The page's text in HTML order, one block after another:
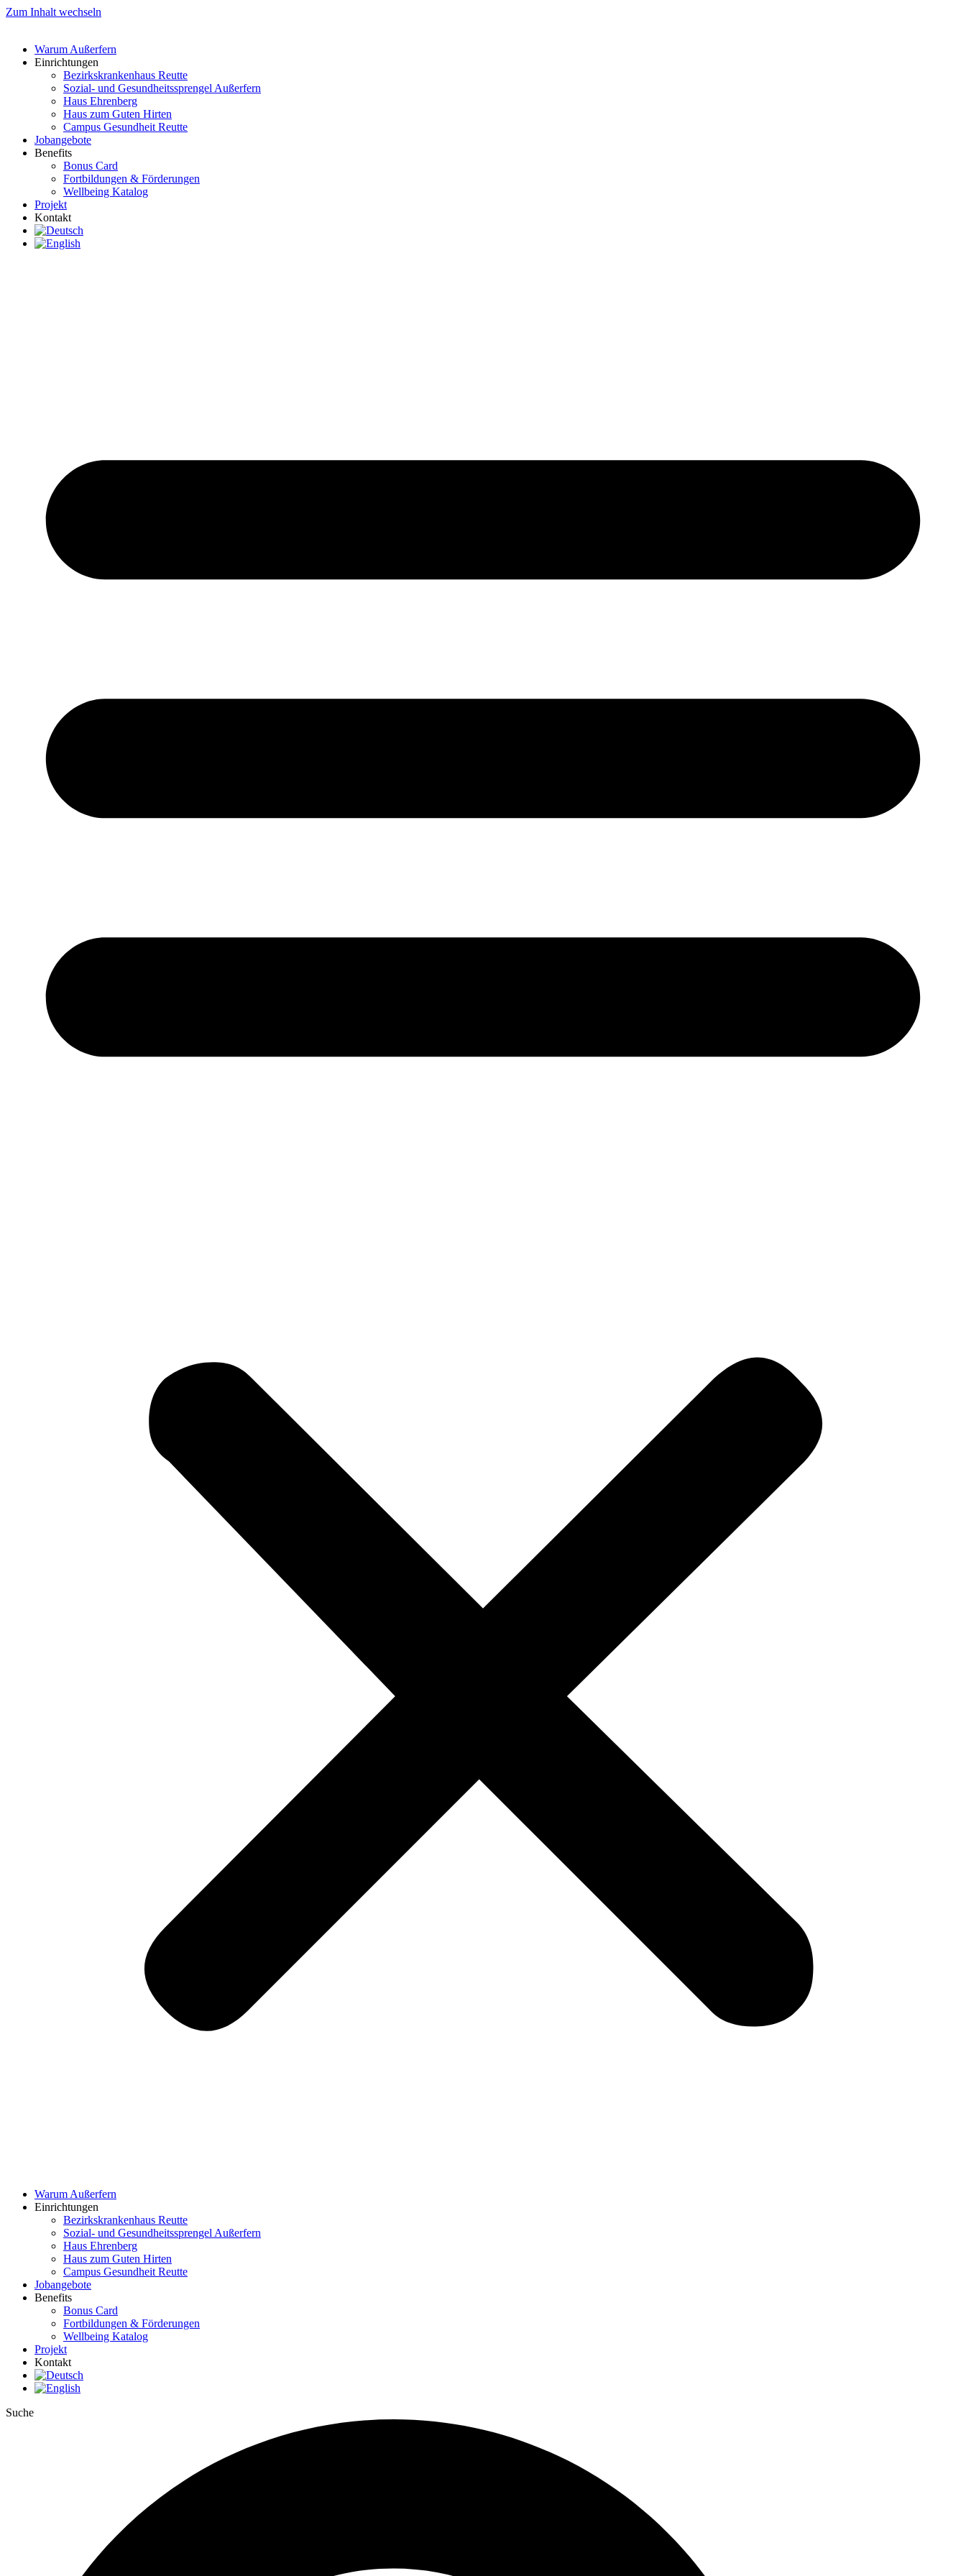
Zum Inhalt wechseln
Warum Außerfern
Einrichtungen
Bezirkskrankenhaus Reutte
Sozial- und Gesundheitssprengel Außerfern
Haus Ehrenberg
Haus zum Guten Hirten
Campus Gesundheit Reutte
Jobangebote
Benefits
Bonus Card
Fortbildungen & Förderungen
Wellbeing Katalog
Projekt
Kontakt
Warum Außerfern
Einrichtungen
Bezirkskrankenhaus Reutte
Sozial- und Gesundheitssprengel Außerfern
Haus Ehrenberg
Haus zum Guten Hirten
Campus Gesundheit Reutte
Jobangebote
Benefits
Bonus Card
Fortbildungen & Förderungen
Wellbeing Katalog
Projekt
Kontakt
Suche